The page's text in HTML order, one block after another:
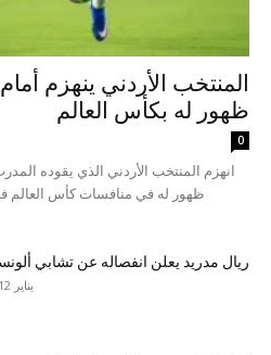
المنتخب الأردني ينهزم
ظهور له بكأس العالم
0
ظهور له في منافسات كأس العالم
ريال مدريد يعلن انفصاله عن تشابي
يناير 12, 2026 21:30